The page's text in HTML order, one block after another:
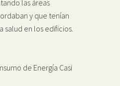
las áreas
y que tenían
salud en los edificios.
de Energía Casi